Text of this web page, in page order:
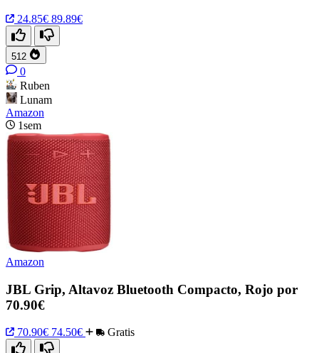
24.85€ 89.89€
512
0
Ruben
Lunam
Amazon
1sem
Amazon
JBL Grip, Altavoz Bluetooth Compacto, Rojo por
70.90€
70.90€ 74.50€ Gratis